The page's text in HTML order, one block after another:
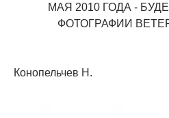
МАЯ 2010 ГОДА -
ФОТОГРАФИИ
Конопельчев Н.